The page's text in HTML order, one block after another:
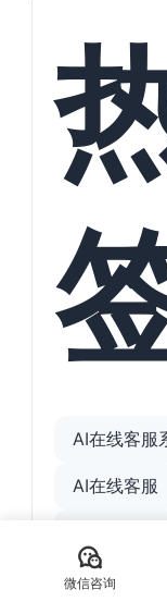
AI在线客服
AI在线客服
SCRM私域
微信咨询